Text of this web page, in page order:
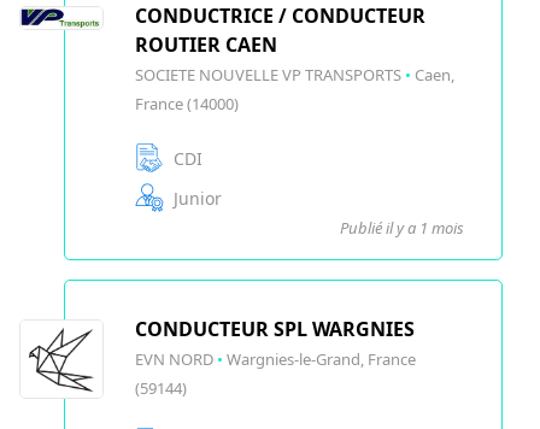
CONDUCTRICE / CONDUCTEUR
ROUTIER CAEN
SOCIETE NOUVELLE VP TRANSPORTS • Caen,
France (14000)
CDI
Junior
Publié il y a 1 mois
CONDUCTEUR SPL WARGNIES
EVN NORD • Wargnies-le-Grand, France
(59144)